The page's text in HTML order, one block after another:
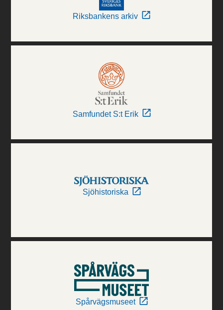
Riksbankens arkiv
Samfundet S:t Erik
Sjöhistoriska
Spårvägsmuseet